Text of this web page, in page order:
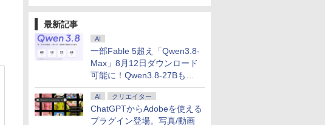
最新記事
AI
一部Fable 5超え「Qwen3.8-
Max」8月12日ダウンロード
可能に！Qwen3.8-27Bも順
次
AI クリエイター
ChatGPTからAdobeを使える
プラグイン登場。写真/動画